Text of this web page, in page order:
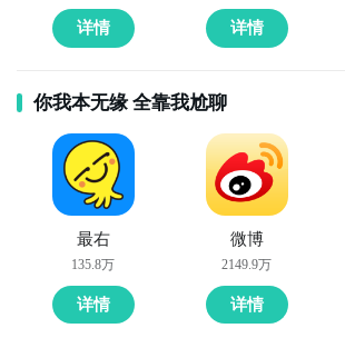
详情 详情
你我本无缘 全靠我尬聊
最右
135.8万
详情
微博
2149.9万
详情